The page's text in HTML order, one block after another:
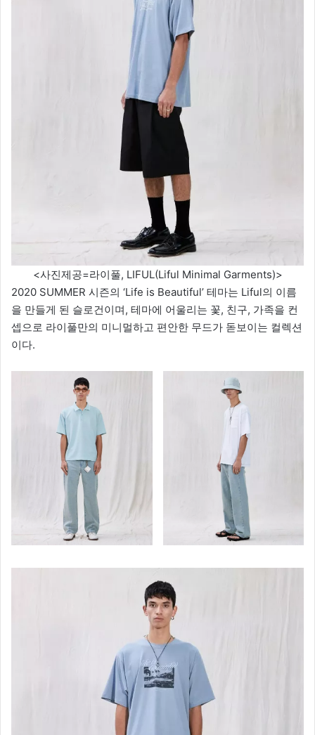
<사진제공=라이풀, LIFUL(Liful Minimal Garments)>
2020 SUMMER 시즌의 ‘Life is Beautiful’ 테마는 Liful의 이름
을 만들게 된 슬로건이며, 테마에 어울리는 꽃, 친구, 가족을 컨
셉으로 라이풀만의 미니멀하고 편안한 무드가 돋보이는 컬렉션
이다.